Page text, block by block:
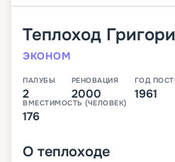
Теплоход
ЭКОНОМ
ПАЛУБЫ
2
РЕНОВАЦИЯ
2000
ГОД
1961
ВМЕСТИМОСТЬ (ЧЕЛОВЕК)
176
О теплоходе